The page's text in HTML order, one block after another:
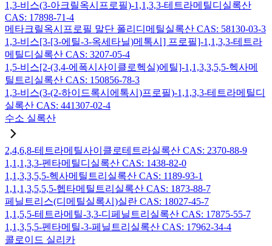
1,3-비스(3-아크릴옥시프로필)-1,1,3,3-테트라메틸디실록산
CAS: 17898-71-4
메타크릴옥시프로필 말단 폴리디메틸실록산 CAS: 58130-03-3
1,3-비스[3-[3-에틸-3-옥세타닐)메톡시] 프로필]-1,1,3,3-테트라
메틸디실록산 CAS: 3207-05-4
1,5-비스[2-(3,4-에폭시사이클로헥실)에틸]-1,1,3,3,5,5-헥사메
틸트리실록산 CAS: 150856-78-3
1,3-비스(3-(2-하이드록시에톡시)프로필)-1,1,3,3-테트라메틸디
실록산 CAS: 441307-02-4
수소 실록산
2,4,6,8-테트라메틸사이클로테트라실록산 CAS: 2370-88-9
1,1,1,3,3-펜타메틸디실록산 CAS: 1438-82-0
1,1,3,3,5,5-헥사메틸트리실록산 CAS: 1189-93-1
1,1,1,3,5,5,5-헵타메틸트리실록산 CAS: 1873-88-7
페닐트리스(디메틸실록시)실란 CAS: 18027-45-7
1,1,5,5-테트라메틸-3,3-디페닐트리실록산 CAS: 17875-55-7
1,1,3,5,5-펜타메틸-3-페닐트리실록산 CAS: 17962-34-4
콜로이드 실리카